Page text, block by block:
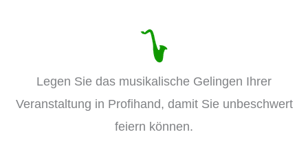
Legen Sie das musikalische Gelingen Ihrer
Veranstaltung in Profihand, damit Sie unbeschwert
feiern können.